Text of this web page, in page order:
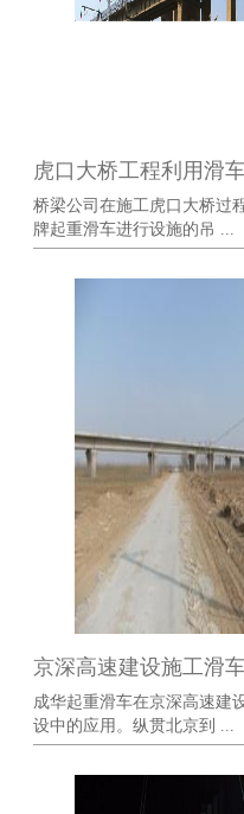
虎口大桥工程利用滑
桥梁公司在施工虎口大桥过
牌起重滑车进行设施的吊 ...
京深高速建设施工滑
成华起重滑车在京深高速建
设中的应用。纵贯北京到 ...